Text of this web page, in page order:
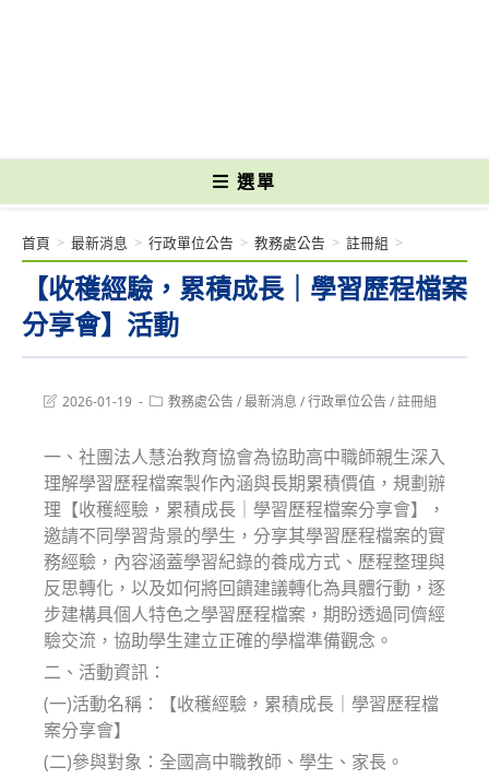
選單
【收穫經驗，累積成長｜學習歷程檔案
分享會】活動
首頁 > 最新消息 > 行政單位公告 > 教務處公告 > 註冊組 >
Post2026-01-19
Post教務處公告/最新消息 /行政單位公告/註冊組
一、社團法人慧治教育協會為協助高中職師親生深入
理解學習歷程檔案製作內涵與長期累積價值，規劃辦
理【收穫經驗，累積成長｜學習歷程檔案分享會】，
邀請不同學習背景的學生，分享其學習歷程檔案的實
務經驗，內容涵蓋學習紀錄的養成方式、歷程整理與
反思轉化，以及如何將回饋建議轉化為具體行動，逐
步建構具個人特色之學習歷程檔案，期盼透過同儕經
驗交流，協助學生建立正確的學檔準備觀念。
二、活動資訊：
(一)活動名稱：【收穫經驗，累積成長｜學習歷程檔
案分享會】
(二)參與對象：全國高中職教師、學生、家長。